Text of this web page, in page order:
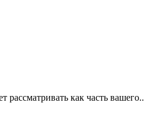
рассматривать как часть вашего..